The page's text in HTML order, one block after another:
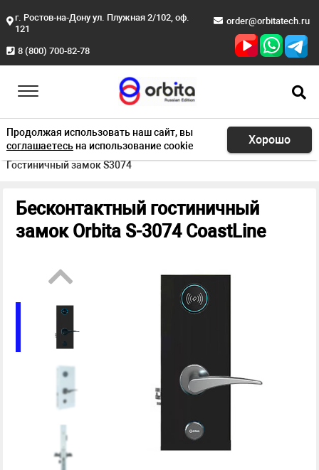
г. Ростов-на-Дону ул. Плужная 2/102, оф.
121
8 (800) 700-82-78
order@orbitatech.ru
Продолжая использовать наш сайт, вы
соглашаетесьна использование cookie Хорошо
Главная Продукция
Электронные замки
Гостиничный замок S3074
Бесконтактный гостиничный
замок Orbita S-3074 CoastLine